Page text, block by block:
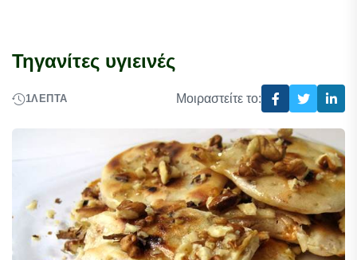
Τηγανίτες υγιεινές
1ΛΕΠΤΆ Μοιραστείτε το: